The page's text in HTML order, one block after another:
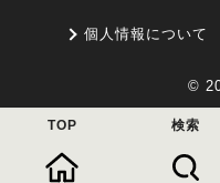
個人情報について
©
TOP 検索